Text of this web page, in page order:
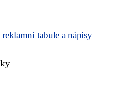
tabule a nápisy